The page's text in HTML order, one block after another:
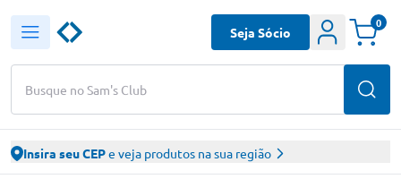
Busque no Sam's Club
Seja Sócio
0
Insira seu CEPe veja produtos na sua região